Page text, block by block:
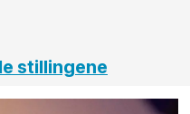
stillingene